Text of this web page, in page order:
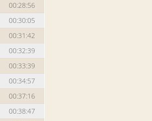
00:28:56
00:30:05
00:31:42
00:32:39
00:33:39
00:34:57
00:37:16
00:38:47